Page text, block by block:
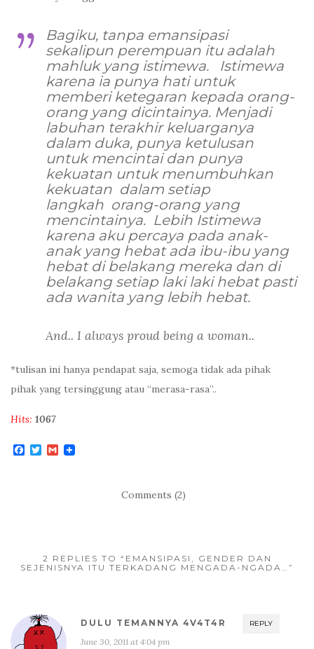
Bagiku, tanpa emansipasi
sekalipun perempuan itu adalah
mahluk yang istimewa. Istimewa
karena ia punya hati untuk
memberi ketegaran kepada orang-
orang yang dicintainya. Menjadi
labuhan terakhir keluarganya
dalam duka, punya ketulusan
untuk mencintai dan punya
kekuatan untuk menumbuhkan
kekuatan dalam setiap
langkah orang-orang yang
mencintainya. Lebih Istimewa
karena aku percaya pada anak-
anak yang hebat ada ibu-ibu yang
hebat di belakang mereka dan di
belakang setiap laki laki hebat pasti
ada wanita yang lebih hebat.
And.. I always proud being a woman..
*tulisan ini hanya pendapat saja, semoga tidak ada pihak
pihak yang tersinggung atau “merasa-rasa”..
Hits: 1067
F
T
G
Comments (2)
2 REPLIES TO “EMANSIPASI, GENDER DAN
SEJENISNYA ITU TERKADANG MENGADA-NGADA…”
DULU TEMANNYA 4V4T4R REPLY
June 30, 2011 at 4:04 pm